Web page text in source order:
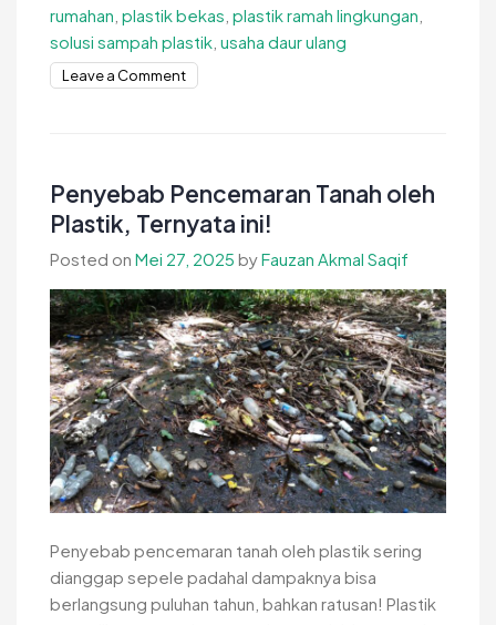
rumahan plastik bekas plastik ramah lingkungan
solusi sampah plastik usaha daur ulang
Leave a Commenton
Dengan
Benar!
Penyebab Pencemaran Tanah oleh
Plastik, Ternyata ini!
Posted on Mei 27, 2025 byFauzan Akmal Saqif
Penyebab pencemaran tanah oleh plastik sering
dianggap sepele padahal dampaknya bisa
berlangsung puluhan tahun, bahkan ratusan! Plastik